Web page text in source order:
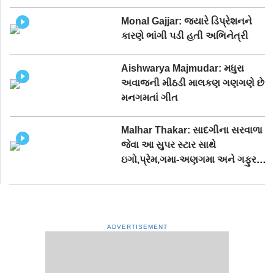
Monal Gajjar: જ્યારે ડિપ્રેશનને
કારણે ભાંગી પડી હતી અભિનેત્રી
Aishwarya Majmudar: મધુરા
અવાજની મીઠડી માલકણ ગણગણે છે
મનગમતાં ગીત
Malhar Thakar: સાદગીના સરવાળા
જેવા આ સુપર સ્ટાર સાથે
ઇગો,પ્રેમ,ગમા-અણગમા અને ગફુરની
ADVERTISEMENT